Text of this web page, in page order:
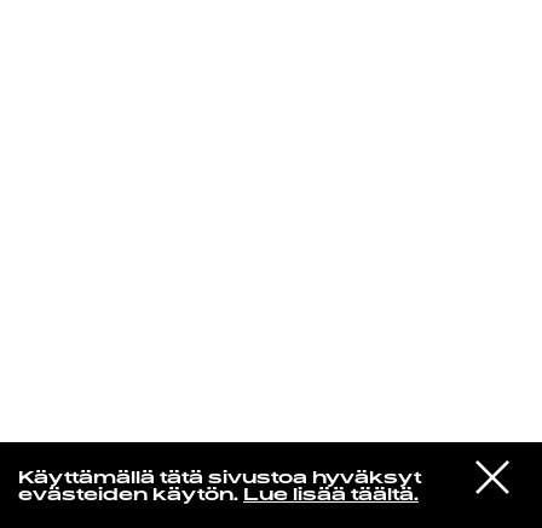
Käyttämällä tätä sivustoa hyväksyt
evästeiden käytön. Lue lisää täältä.
VIESTI
STUDIOON
Mariya Takeuchi
シェットランドに頬をうずめて